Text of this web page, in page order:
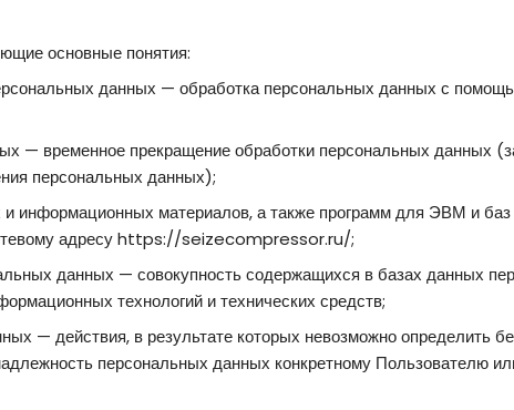
основные понятия:
данных — обработка персональных данных с
— временное прекращение обработки персональных данных
персональных данных);
и информационных материалов, а также программ для ЭВМ и
адресу https://seizecompressor.ru/;
данных — совокупность содержащихся в базах данных
технологий и технических средств;
— действия, в результате которых невозможно определить
персональных данных конкретному Пользователю